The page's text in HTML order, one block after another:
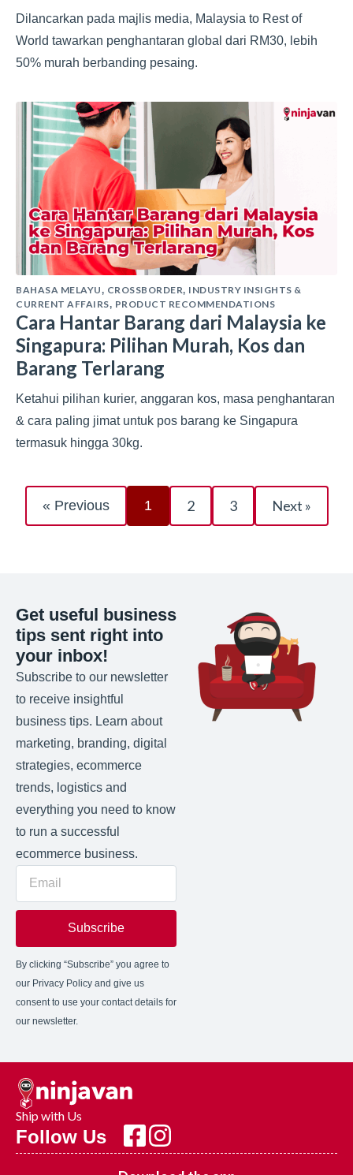
Dilancarkan pada majlis media, Malaysia to Rest of
World tawarkan penghantaran global dari RM30, lebih
50% murah berbanding pesaing.
BAHASA MELAYU, CROSSBORDER, INDUSTRY INSIGHTS &
CURRENT AFFAIRS, PRODUCT RECOMMENDATIONS
Cara Hantar Barang dari Malaysia ke
Singapura: Pilihan Murah, Kos dan
Barang Terlarang
Ketahui pilihan kurier, anggaran kos, masa penghantaran
& cara paling jimat untuk pos barang ke Singapura
termasuk hingga 30kg.
« Previous 1 2 3 Next »
Get useful business
tips sent right into
your inbox!
Subscribe to our newsletter
to receive insightful
business tips. Learn about
marketing, branding, digital
strategies, ecommerce
trends, logistics and
everything you need to know
to run a successful
ecommerce business.
Subscribe
By clicking “Subscribe” you agree to
our Privacy Policy and give us
consent to use your contact details for
our newsletter.
Ship with Us
Follow Us